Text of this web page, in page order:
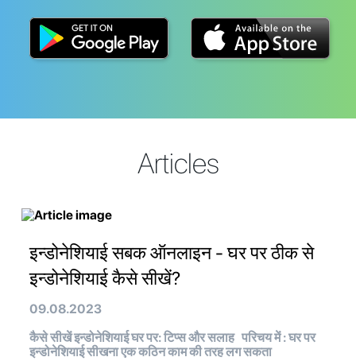
Articles
इन्डोनेशियाई सबक ऑनलाइन - घर पर ठीक से
इन्डोनेशियाई कैसे सीखें?
09.08.2023
कैसे सीखें इन्डोनेशियाई घर पर: टिप्स और सलाह परिचय में : घर पर
इन्डोनेशियाई सीखना एक कठिन काम की तरह लग सकता